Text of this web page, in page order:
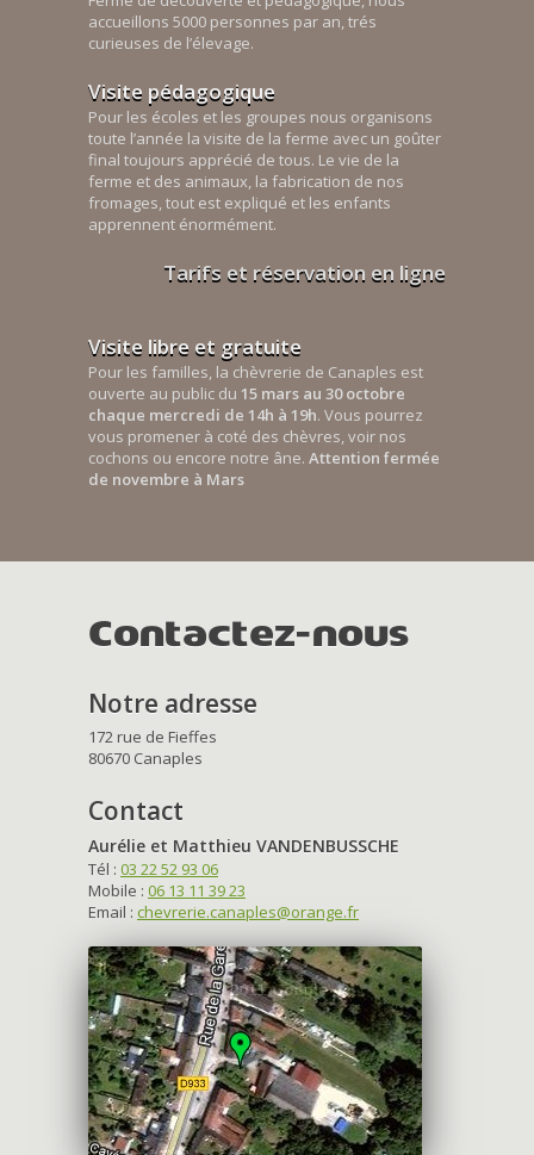
accueillons 5000 personnes par an, trés
curieuses de l’élevage.
Visite pédagogique
Pour les écoles et les groupes nous organisons
toute l’année la visite de la ferme avec un goûter
final toujours apprécié de tous. Le vie de la
ferme et des animaux, la fabrication de nos
fromages, tout est expliqué et les enfants
apprennent énormément.
Tarifs et réservation en ligne
Visite libre et gratuite
Pour les familles, la chèvrerie de Canaples est
ouverte au public du 15 mars au 30 octobre
chaque mercredi de 14h à 19h. Vous pourrez
vous promener à coté des chèvres, voir nos
cochons ou encore notre âne. Attention fermée
de novembre à Mars
Contactez-nous
Notre adresse
172 rue de Fieffes
80670 Canaples
Contact
Aurélie et Matthieu VANDENBUSSCHE
Tél : 03 22 52 93 06
Mobile : 06 13 11 39 23
Email : chevrerie.canaples@orange.fr